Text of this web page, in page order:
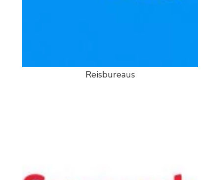
Reisbureaus